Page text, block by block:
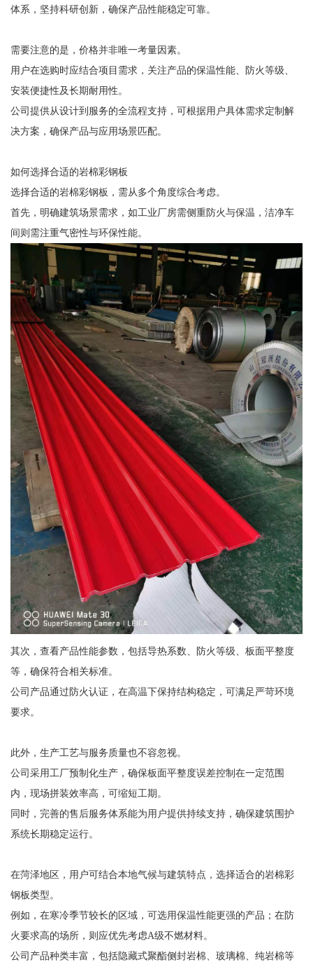
体系，坚持科研创新，确保产品性能稳定可靠。
需要注意的是，价格并非唯一考量因素。
用户在选购时应结合项目需求，关注产品的保温性能、防火等级、
安装便捷性及长期耐用性。
公司提供从设计到服务的全流程支持，可根据用户具体需求定制解
决方案，确保产品与应用场景匹配。
如何选择合适的岩棉彩钢板
选择合适的岩棉彩钢板，需从多个角度综合考虑。
首先，明确建筑场景需求，如工业厂房需侧重防火与保温，洁净车
间则需注重气密性与环保性能。
其次，查看产品性能参数，包括导热系数、防火等级、板面平整度
等，确保符合相关标准。
公司产品通过防火认证，在高温下保持结构稳定，可满足严苛环境
要求。
此外，生产工艺与服务质量也不容忽视。
公司采用工厂预制化生产，确保板面平整度误差控制在一定范围
内，现场拼装效率高，可缩短工期。
同时，完善的售后服务体系能为用户提供持续支持，确保建筑围护
系统长期稳定运行。
在菏泽地区，用户可结合本地气候与建筑特点，选择适合的岩棉彩
钢板类型。
例如，在寒冷季节较长的区域，可选用保温性能更强的产品；在防
火要求高的场所，则应优先考虑A级不燃材料。
公司产品种类丰富，包括隐藏式聚酯侧封岩棉、玻璃棉、纯岩棉等